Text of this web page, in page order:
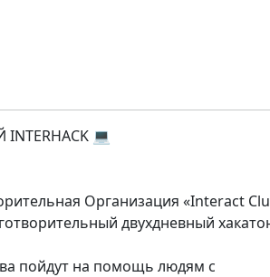
💻
Организация «Interact
двухдневный
пойдут на помощь людям с